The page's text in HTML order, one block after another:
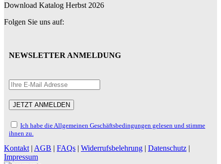
Download Katalog Herbst 2026
Folgen Sie uns auf:
NEWSLETTER ANMELDUNG
Ich habe die Allgemeinen Geschäftsbedingungen gelesen und stimme
ihnen zu.
Kontakt | AGB | FAQs | Widerrufsbelehrung | Datenschutz |
Impressum